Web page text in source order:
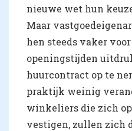
nieuwe wet hun
Maar
hen steeds vaker
openingstijden
huurcontract op te
praktijk weinig
winkeliers die zich
vestigen, zullen zich